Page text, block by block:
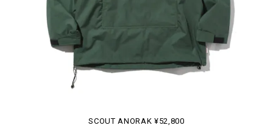
SCOUT ANORAK ¥52,800